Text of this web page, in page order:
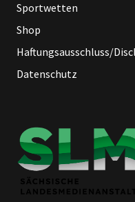
Sportwetten
Shop
Haftungsausschluss/
Datenschutz